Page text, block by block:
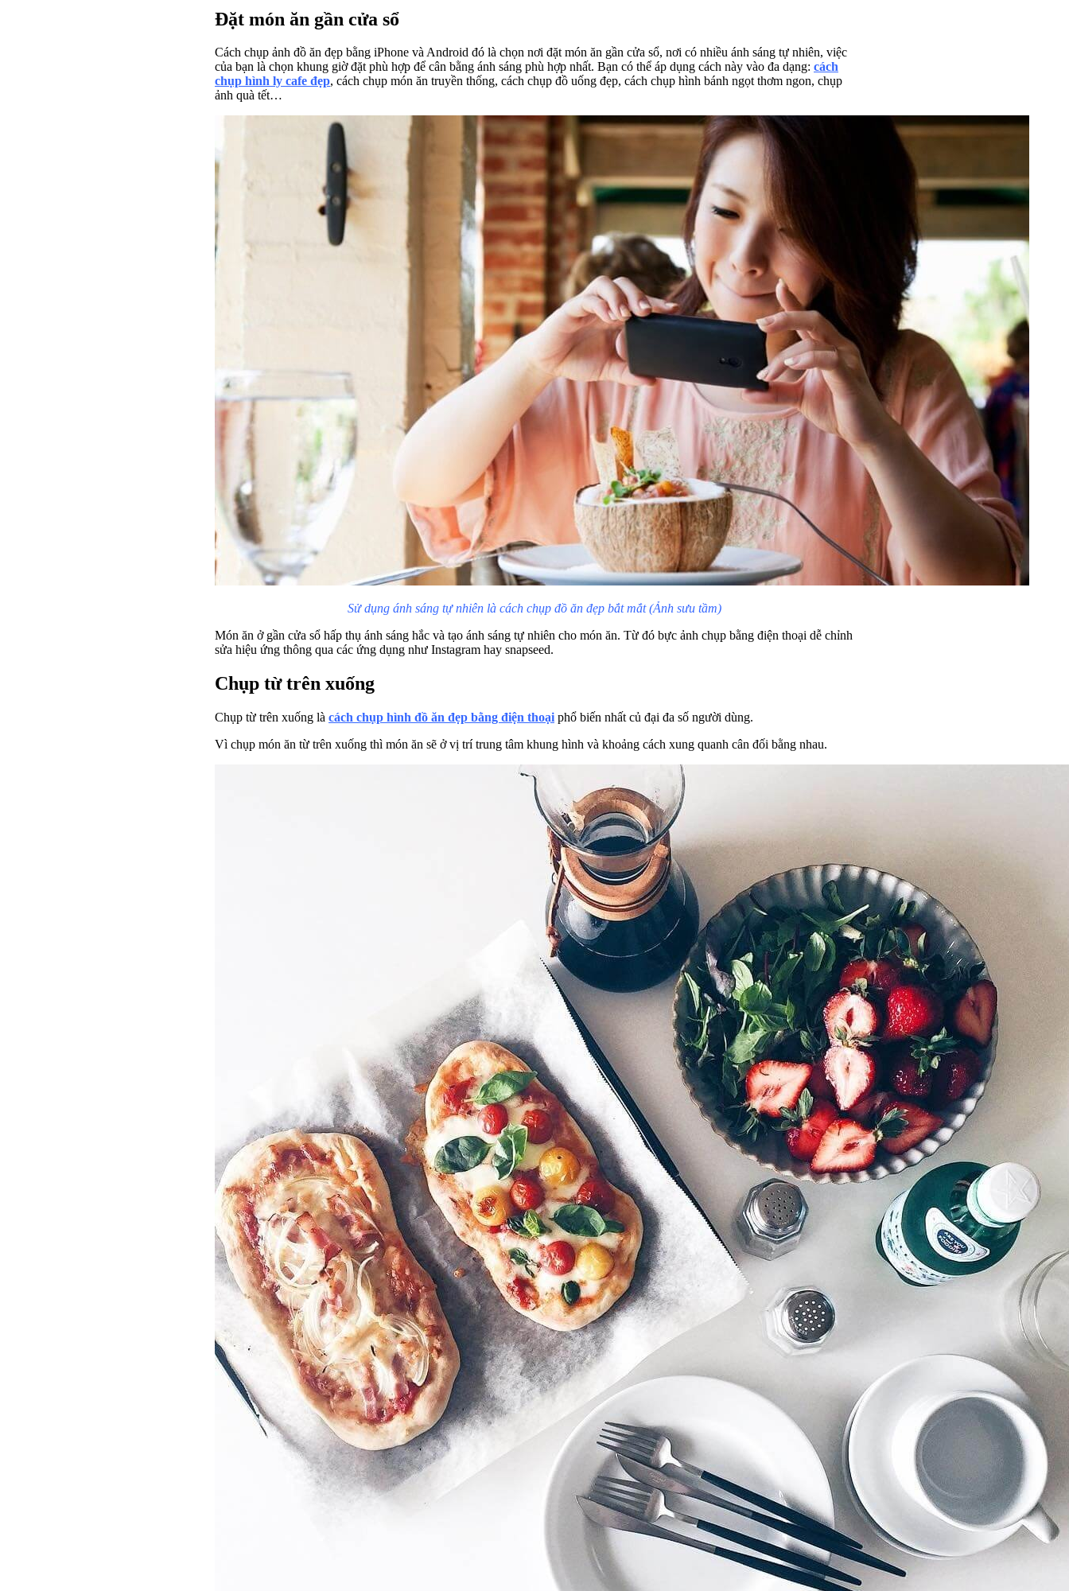
Đặt món ăn gần cửa sổ
Cách chụp ảnh đồ ăn đẹp bằng iPhone và Android đó là chọn nơi đặt món ăn gần cửa sổ, nơi có nhiều ánh sáng tự nhiên, việc
của bạn là chọn khung giờ đặt phù hợp để cân bằng ánh sáng phù hợp nhất. Bạn có thể áp dụng cách này vào đa dạng: cách
chụp hình ly cafe đẹp, cách chụp món ăn truyền thống, cách chụp đồ uống đẹp, cách chụp hình bánh ngọt thơm ngon, chụp
ảnh quà tết…
Sử dụng ánh sáng tự nhiên là cách chụp đồ ăn đẹp bắt mắt (Ảnh sưu tầm)
Món ăn ở gần cửa sổ hấp thụ ánh sáng hắc và tạo ánh sáng tự nhiên cho món ăn. Từ đó bực ảnh chụp bằng điện thoại dễ chỉnh
sửa hiệu ứng thông qua các ứng dụng như Instagram hay snapseed.
Chụp từ trên xuống
Chụp từ trên xuống là cách chụp hình đồ ăn đẹp bằng điện thoại phổ biến nhất củ đại đa số người dùng.
Vì chụp món ăn từ trên xuống thì món ăn sẽ ở vị trí trung tâm khung hình và khoảng cách xung quanh cân đối bằng nhau.